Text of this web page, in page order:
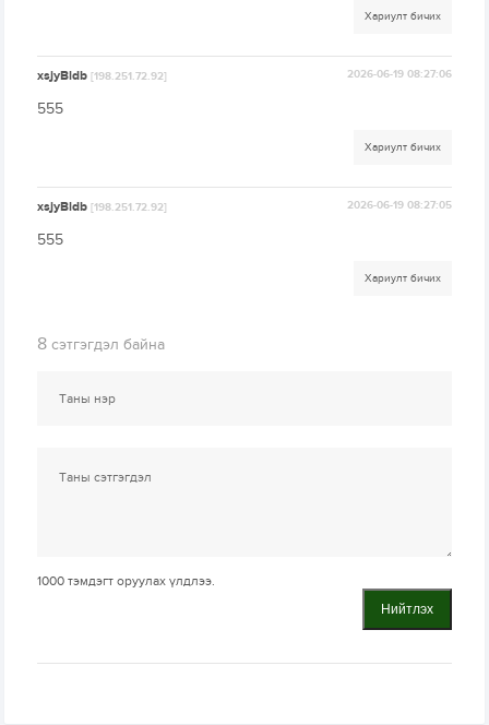
Хариулт бичих
xsjyBldb[198.251.72.92] 2026-06-19 08:27:06
555
Хариулт бичих
xsjyBldb[198.251.72.92] 2026-06-19 08:27:05
555
Хариулт бичих
8 сэтгэгдэл байна
1000 тэмдэгт оруулах үлдлээ.
Нийтлэх